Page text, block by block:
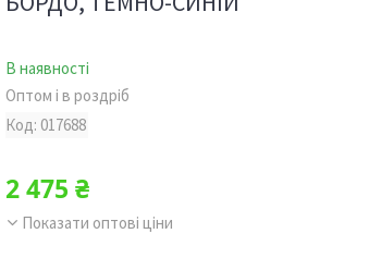
В наявності
Оптом і в роздріб
Код: 017688
2 475 ₴
Показати оптові ціни